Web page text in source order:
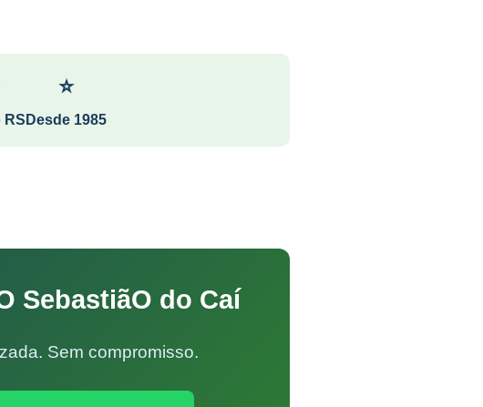
RS
⭐
Desde 1985
SebastiãO do Caí
Sem compromisso.